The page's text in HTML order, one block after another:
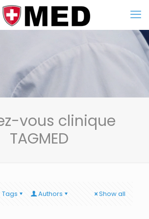
vous clinique
TAGMED
Tags Authors Show all